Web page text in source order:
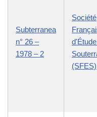
Subterranea
n° 26 –
1978 – 2
Société
(SFES)